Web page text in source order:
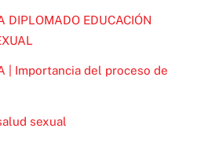
DIPLOMADO EDUCACIÓN
| Importancia del proceso de
sexual